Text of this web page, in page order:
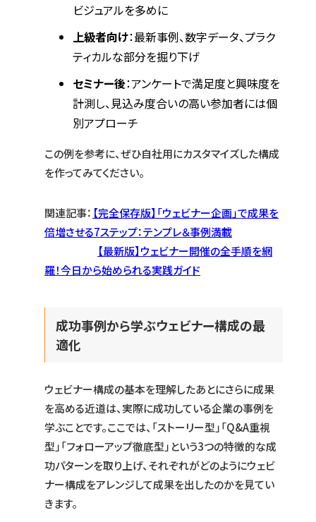
ビジュアルを多めに
上級者向け：最新事例、数字データ、プラク
ティカルな部分を掘り下げ
セミナー後：アンケートで満足度と興味度を
計測し、見込み度合いの高い参加者には個
別アプローチ
この例を参考に、ぜひ自社用にカスタマイズした構成
を作ってみてください。
関連記事： 【完全保存版】「ウェビナー企画」で成果を
倍増させる7ステップ：テンプレ＆事例満載
【最新版】ウェビナー開催の全手順を網
羅！今日から始められる実践ガイド
成功事例から学ぶウェビナー構成の最
適化
ウェビナー構成の基本を理解したあとにさらに成果
を高める近道は、実際に成功している企業の事例を
学ぶことです。ここでは、「ストーリー型」「Q&A重視
型」「フォローアップ徹底型」という3つの特徴的な成
功パターンを取り上げ、それぞれがどのようにウェビ
ナー構成をアレンジして成果を出したのかを見てい
きます。